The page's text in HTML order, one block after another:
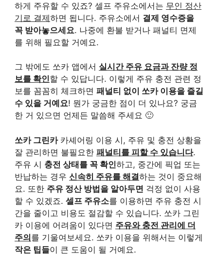
하게 주유할 수 있죠? 셀프 주유소에서는 무인 정산
기로 결제하면 됩니다. 주유소에서 결제 영수증을
꼭 받아놓으세요. 나중에 환불 받거나 패널티 면제
를 위해 필요할 거예요.
그 밖에도 쏘카 앱에서 실시간 주유 요금과 잔량 정
보를 확인할 수 있답니다. 이렇게 주유 충전 관련 정
보를 꼼꼼히 체크하면 패널티 없이 쏘카 이용을 즐길
수 있을 거예요! 뭔가 궁금한 점이 더 있나요? 궁금
한 거 있으면 언제든 말씀해 주세요 🙂
쏘카 그린카카셰어링 이용 시, 주유 및 충전 상황을
잘 관리하면 불필요한 패널티를 피할 수 있습니다.
주유 시 충전 상태를 꼭 확인하고, 중간에 픽업 또는
반납하는 경우 신속히 주유를 해결하는 것이 중요해
요. 또한 주유 정산 방법을 알아두면 걱정 없이 사용
할 수 있겠죠. 셀프 주유소를 이용하면 주유 충전 시
간을 줄이고 비용도 절감할 수 있습니다. 쏘카 그린
카 이용에 어려움이 있다면 주유와 충전 관리에 더
주의를 기울여보세요. 쏘카 이용을 위해서는 이렇게
작은 팁들이 큰 도움이 될 거예요.